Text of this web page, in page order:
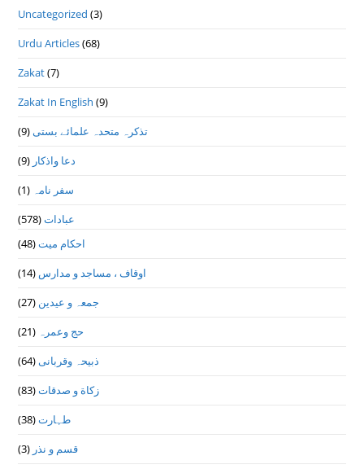
Uncategorized (3)
Urdu Articles(68)
Zakat(7)
Zakat In English (9)
تذكرہ متحدہ علمائے بستى(9)
دعا واذكار (9)
سفر نامہ (1)
عبادات(578)
احکام میت(48)
اوقاف ، مساجد و مدارس (14)
جمعہ و عیدین (27)
حج وعمرہ (21)
ذبیحہ وقربانی(64)
زکاة و صدقات(83)
طہارت(38)
قسم و نذر (3)